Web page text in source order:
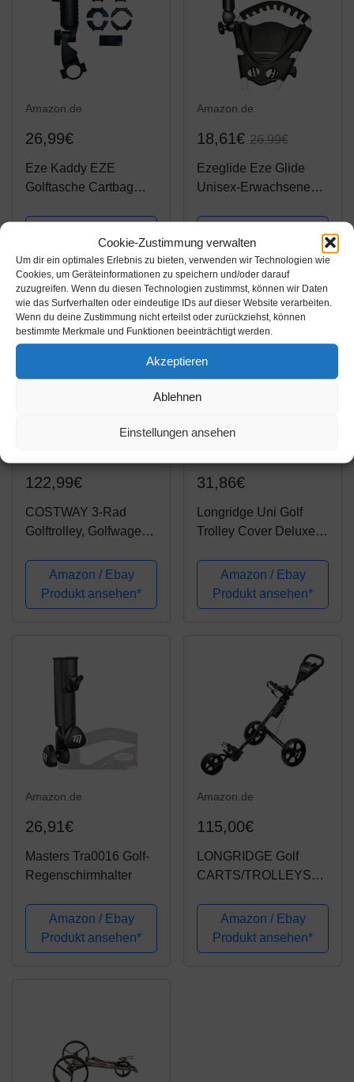
Cookie-Zustimmung verwalten
Um dir ein optimales Erlebnis zu bieten, verwenden wir Technologien wie
Cookies, um Geräteinformationen zu speichern und/oder darauf
zuzugreifen. Wenn du diesen Technologien zustimmst, können wir Daten
wie das Surfverhalten oder eindeutige IDs auf dieser Website verarbeiten.
Wenn du deine Zustimmung nicht erteilst oder zurückziehst, können
bestimmte Merkmale und Funktionen beeinträchtigt werden.
Akzeptieren
Ablehnen
Einstellungen ansehen
Amazon.de
26,99€
Eze Kaddy EZE
Golftasche Cartbag
Schwarz
Produkt ansehen*
Amazon.de
18,61€ 26,99€
Ezeglide Eze Glide
Unisex-Erwachsene
RegenschirmHalter,
Schwarz
Produkt ansehen*
122,99€
COSTWAY 3-Rad
Golftrolley, Golfwagen
Schiebewagen
verstellbar, Golf Push
Cart aus Aluminum,
Stückhalterung,...
Amazon / Ebay
Produkt ansehen*
31,86€
Longridge Uni Golf
Trolley Cover Deluxe,
Amazon / Ebay
Produkt ansehen*
Amazon.de
26,91€
Masters Tra0016 Golf-
Regenschirmhalter
Amazon / Ebay
Produkt ansehen*
Amazon.de
115,00€
LONGRIDGE Golf
CARTS/TROLLEYS
Deluxe Trolley, Black
Amazon / Ebay
Produkt ansehen*